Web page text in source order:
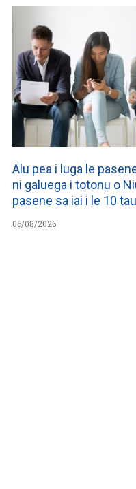
Alu pea i luga le
ni galuega i totonu o
pasene sa iai i le 10
06/08/2026